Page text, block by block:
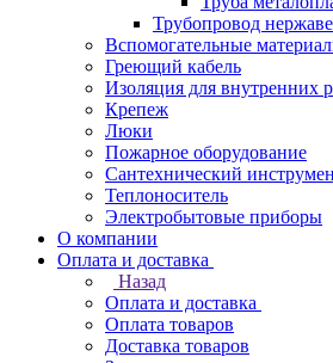
Трубопровод
Вспомогательные
Греющий кабель
Изоляция для внутренних
Крепеж
Люки
Пожарное оборудование
Сантехнический
Теплоноситель
Электробытовые приборы
О компании
Оплата и доставка
Назад
Оплата и доставка
Оплата товаров
Доставка товаров